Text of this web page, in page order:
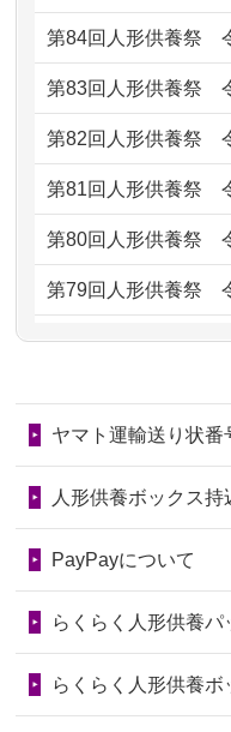
2026/07/069年間自
がとう。
2026/07/05 しっかり
ただけると...
2026/06/30長年大事
ガラスケ
るのが助か...
ました。お...
2026/06/28きちんと
ので、お願...
いたことが...
2026/06/28老後のこ
2026/06/28人形たち
2024/01/13会社のよ
供養が終
るのですか？
しょうか？
2024/01/04ガラスケ
第84回人形供養祭
第83回人形供養祭
第82回人形供養祭
第81回人形供養祭
第80回人形供養祭
第79回人形供養祭
第78回人形供養祭
第76回人形供養祭
第75回人形供養祭
第73回人形供養祭
第71回人形供養祭
ヤマト運輸送り状番
人形供養ボックス持
PayPayについて
らくらく人形供養パ
らくらく人形供養ボ